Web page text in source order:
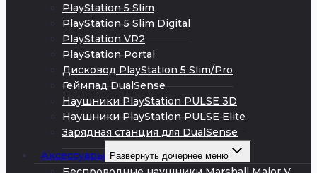
PlayStation 5 Slim
PlayStation 5 Slim Digital
PlayStation VR2
PlayStation Portal
Дисковод PlayStation 5 Slim/Pro
Геймпад DualSense
Наушники PlayStation PULSE 3D
Наушники PlayStation PULSE Elite
Зарядная станция для DualSense
Аксессуары Развернуть дочернее меню